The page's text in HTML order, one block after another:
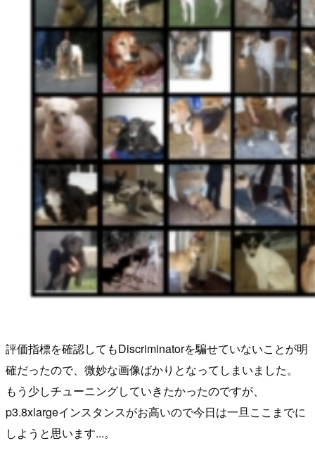
評価指標を確認してもDiscriminatorを騙せていないことが明
確だったので、微妙な画像ばかりとなってしまいました。
もう少しチューニングしていきたかったのですが、
p3.8xlargeインスタンスがお高いので今日は一旦ここまでに
しようと思います...。